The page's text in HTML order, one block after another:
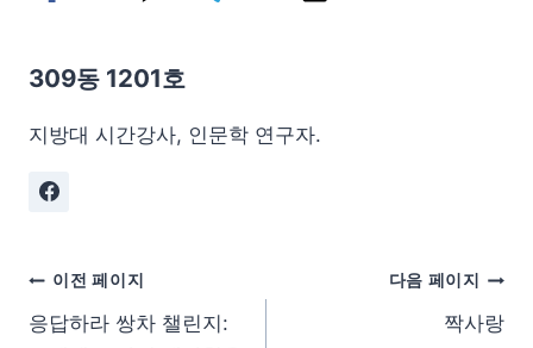
309동 1201호
지방대 시간강사, 인문학 연구자.
이전 페이지
응답하라 쌍차 챌린지:
다음 페이지
짝사랑